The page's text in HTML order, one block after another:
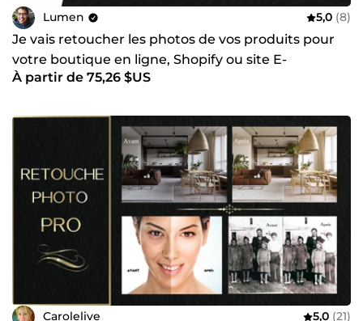
Lumen 5,0 (8)
Je vais retoucher les photos de vos produits pour
votre boutique en ligne, Shopify ou site E-
commerce
À partir de 75,26 $US
Carolelive 5,0 (21)